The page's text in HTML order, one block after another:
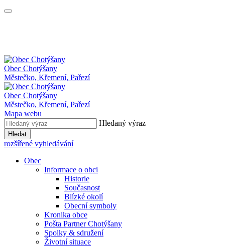
Obec Chotýšany
Městečko, Křemení, Pařezí
Obec Chotýšany
Městečko, Křemení, Pařezí
Mapa webu
Hledaný výraz
Hledat
rozšířené vyhledávání
Obec
Informace o obci
Historie
Současnost
Blízké okolí
Obecní symboly
Kronika obce
Pošta Partner Chotýšany
Spolky & sdružení
Životní situace